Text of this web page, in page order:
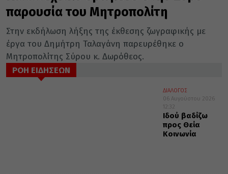
παρουσία του Μητροπολίτη
Στην εκδήλωση λήξης της έκθεσης ζωγραφικής με
έργα του Δημήτρη Ταλαγάνη παρευρέθηκε ο
Μητροπολίτης Σύρου κ. Δωρόθεος.
ΡΟΗ ΕΙΔΗΣΕΩΝ
ΔΙΑΛΟΓΟΣ
06 Αυγούστου 2026
12:32
Ιδού βαδίζω
προς Θεία
Κοινωνία